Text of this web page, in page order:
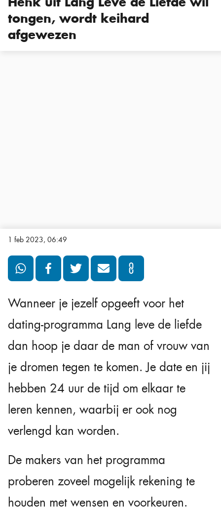
tongen, wordt keihard
afgewezen
1 feb 2023, 06:49
Wanneer je jezelf opgeeft voor het
dating-programma Lang leve de liefde
dan hoop je daar de man of vrouw van
je dromen tegen te komen. Je date en jij
hebben 24 uur de tijd om elkaar te
leren kennen, waarbij er ook nog
verlengd kan worden.
De makers van het programma
proberen zoveel mogelijk rekening te
houden met wensen en voorkeuren.